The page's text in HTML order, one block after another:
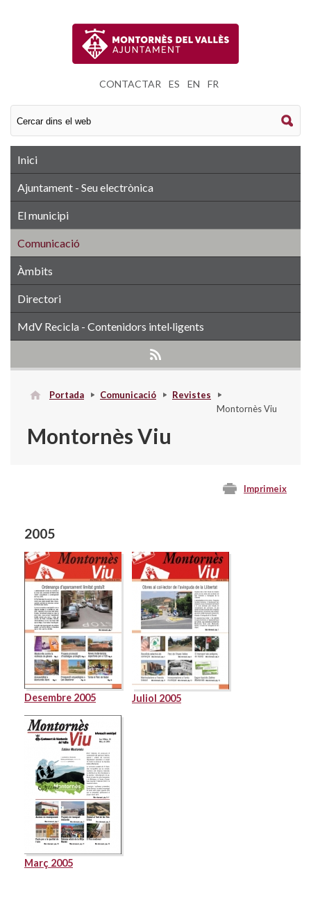
CONTACTAR ES EN FR
Inici
Ajuntament - Seu electrònica
El municipi
Comunicació
Àmbits
Directori
MdV Recicla - Contenidors intel·ligents
Portada Comunicació
Revistes
Montornès Viu
Montornès Viu
Imprimeix
2005
Desembre 2005 Juliol 2005
Març 2005